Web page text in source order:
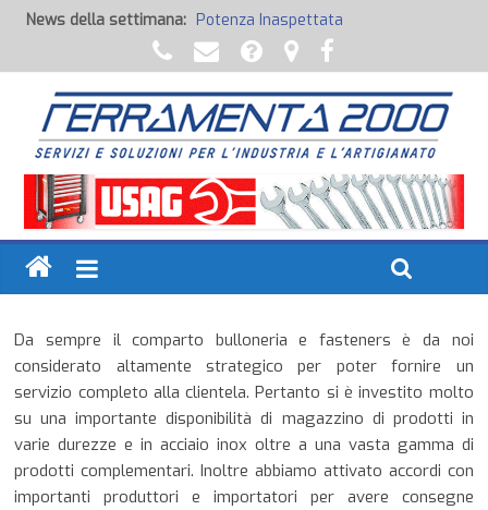
News della settimana: Potenza Inaspettata
Raccorderia pneumatica
Attrezzature professionali a batteria
Ancoraggi chimici
Fondi, Smalti, Stucchi e Idropitture
Da sempre il comparto bulloneria e fasteners è da noi
considerato altamente strategico per poter fornire un
servizio completo alla clientela. Pertanto si è investito molto
su una importante disponibilità di magazzino di prodotti in
varie durezze e in acciaio inox oltre a una vasta gamma di
prodotti complementari. Inoltre abbiamo attivato accordi con
importanti produttori e importatori per avere consegne